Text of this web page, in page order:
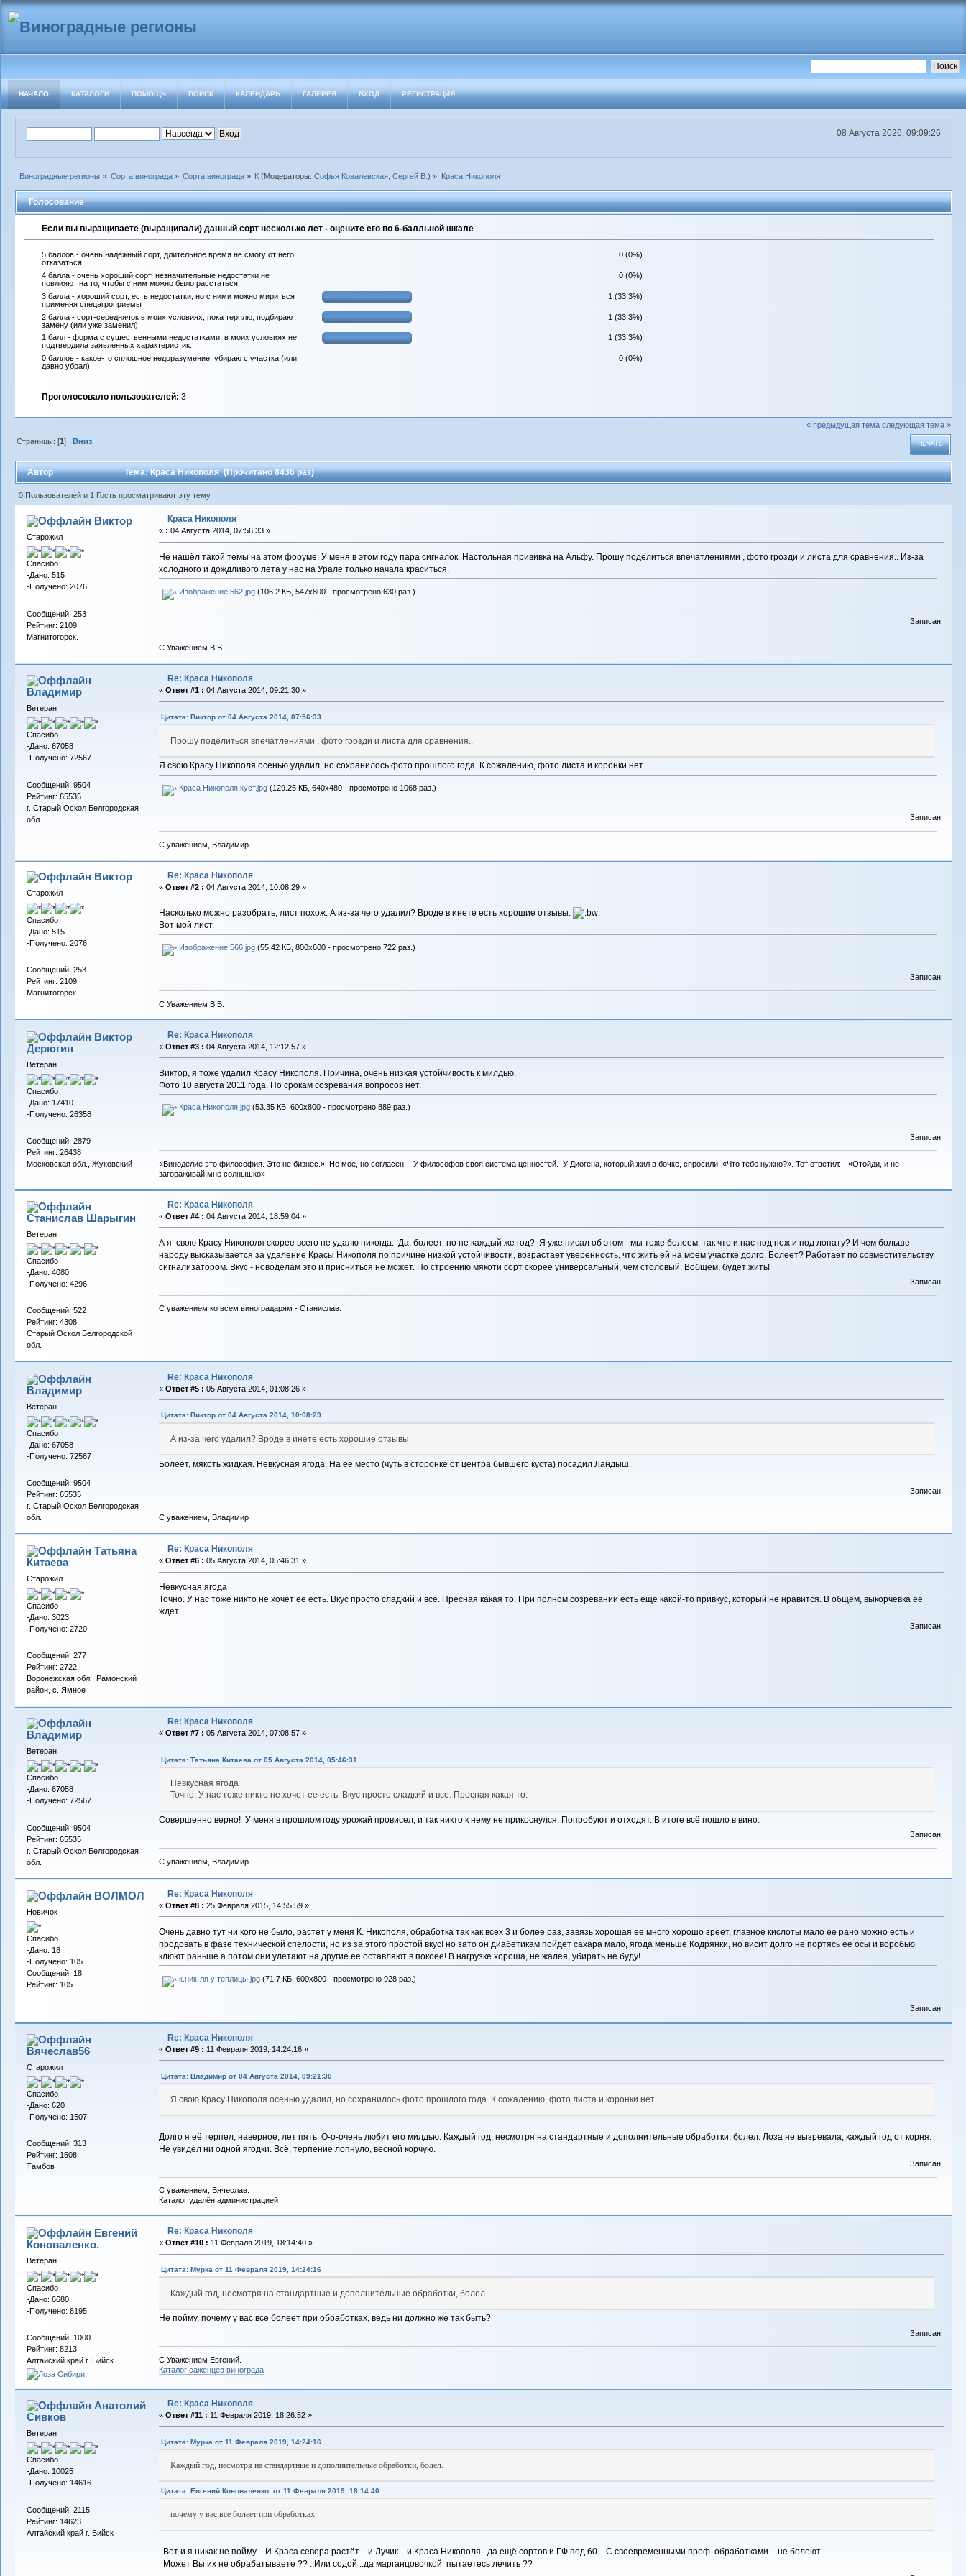
НАЧАЛО КАТАЛОГИ ПОМОЩЬ ПОИСК КАЛЕНДАРЬ ГАЛЕРЕЯ ВХОД РЕГИСТРАЦИЯ
08 Августа 2026, 09:09:26
Виноградные регионы » Сорта винограда» Сорта винограда» К (Модераторы:Софья Ковалевская,Сергей В.) » Краса Никополя
Голосование
Если вы выращиваете (выращивали) данный сорт несколько лет - оцените его по 6-балльной шкале
5 баллов - очень надежный сорт, длительное время не смогу от него
отказаться
0 (0%)
4 балла - очень хороший сорт, незначительные недостатки не
повлияют на то, чтобы с ним можно было расстаться.
0 (0%)
3 балла - хороший сорт, есть недостатки, но с ними можно мириться
применяя спецагроприемы
1 (33.3%)
2 балла - сорт-середнячок в моих условиях, пока терплю, подбираю
замену (или уже заменил)
1 (33.3%)
1 балл - форма с существенными недостатками, в моих условиях не
подтвердила заявленных характеристик.
1 (33.3%)
0 баллов - какое-то сплошное недоразумение, убираю с участка (или
давно убрал).
0 (0%)
Проголосовало пользователей: 3
« предыдущая тема следующая тема »
ПЕЧАТЬ
Страницы: [1]Вниз
Автор Тема: Краса Никополя (Прочитано 8436 раз)
0 Пользователей и 1 Гость просматривают эту тему.
Виктор
Старожил
Спасибо
-Дано: 515
-Получено: 2076
Сообщений: 253
Рейтинг: 2109
Магнитогорск.
Краса Никополя
« : 04 Августа 2014, 07:56:33 »
Не нашёл такой темы на этом форуме. У меня в этом году пара сигналок. Настольная прививка на Альфу. Прошу поделиться впечатлениями , фото грозди и листа для сравнения.. Из-за
холодного и дождливого лета у нас на Урале только начала краситься.
Изображение 562.jpg(106.2 КБ, 547x800 - просмотрено 630 раз.)
Записан
С Уважением В.В.
Владимиp
Ветеран
Спасибо
-Дано: 67058
-Получено: 72567
Сообщений: 9504
Рейтинг: 65535
г. Старый Оскол Белгородская
обл.
Re: Краса Никополя
« Ответ #1 : 04 Августа 2014, 09:21:30 »
Цитата: Виктор от 04 Августа 2014, 07:56:33
Прошу поделиться впечатлениями , фото грозди и листа для сравнения..
Я свою Красу Никополя осенью удалил, но сохранилось фото прошлого года. К сожалению, фото листа и коронки нет.
Краса Никополя куст.jpg(129.25 КБ, 640x480 - просмотрено 1068 раз.)
Записан
С уважением, Владимир
Виктор
Старожил
Спасибо
-Дано: 515
-Получено: 2076
Сообщений: 253
Рейтинг: 2109
Магнитогорск.
Re: Краса Никополя
« Ответ #2 : 04 Августа 2014, 10:08:29 »
Насколько можно разобрать, лист похож. А из-за чего удалил? Вроде в инете есть хорошие отзывы.
Вот мой лист.
Изображение 566.jpg(55.42 КБ, 800x600 - просмотрено 722 раз.)
Записан
С Уважением В.В.
Виктор
Дерюгин
Ветеран
Спасибо
-Дано: 17410
-Получено: 26358
Сообщений: 2879
Рейтинг: 26438
Московская обл., Жуковский
Re: Краса Никополя
« Ответ #3 : 04 Августа 2014, 12:12:57 »
Виктор, я тоже удалил Красу Никополя. Причина, очень низкая устойчивость к милдью.
Фото 10 августа 2011 года. По срокам созревания вопросов нет.
Краса Никополя.jpg(53.35 КБ, 600x800 - просмотрено 889 раз.)
Записан
«Виноделие это философия. Это не бизнес.» Не мое, но согласен - У философов своя система ценностей. У Диогена, который жил в бочке, спросили: «Что тебе нужно?». Тот ответил: - «Отойди, и не
загораживай мне солнышко»
Станислав Шарыгин
Ветеран
Спасибо
-Дано: 4080
-Получено: 4296
Сообщений: 522
Рейтинг: 4308
Старый Оскол Белгородской
обл.
Re: Краса Никополя
« Ответ #4 : 04 Августа 2014, 18:59:04 »
А я свою Красу Никополя скорее всего не удалю никогда. Да, болеет, но не каждый же год? Я уже писал об этом - мы тоже болеем. так что и нас под нож и под лопату? И чем больше
народу высказывается за удаление Красы Никополя по причине низкой устойчивости, возрастает уверенность, что жить ей на моем участке долго. Болеет? Работает по совместительству
сигнализатором. Вкус - новоделам это и присниться не может. По строению мякоти сорт скорее универсальный, чем столовый. Вобщем, будет жить!
Записан
С уважением ко всем виноградарям - Станислав.
Владимиp
Ветеран
Спасибо
-Дано: 67058
-Получено: 72567
Сообщений: 9504
Рейтинг: 65535
г. Старый Оскол Белгородская
обл.
Re: Краса Никополя
« Ответ #5 : 05 Августа 2014, 01:08:26 »
Цитата: Виктор от 04 Августа 2014, 10:08:29
А из-за чего удалил? Вроде в инете есть хорошие отзывы.
Болеет, мякоть жидкая. Невкусная ягода. На ее место (чуть в сторонке от центра бывшего куста) посадил Ландыш.
Записан
С уважением, Владимир
Татьяна
Китаева
Старожил
Спасибо
-Дано: 3023
-Получено: 2720
Сообщений: 277
Рейтинг: 2722
Воронежская обл., Рамонский
район, с. Ямное
Re: Краса Никополя
« Ответ #6 : 05 Августа 2014, 05:46:31 »
Невкусная ягода
Точно. У нас тоже никто не хочет ее есть. Вкус просто сладкий и все. Пресная какая то. При полном созревании есть еще какой-то привкус, который не нравится. В общем, выкорчевка ее
ждет.
Записан
Владимиp
Ветеран
Спасибо
-Дано: 67058
-Получено: 72567
Сообщений: 9504
Рейтинг: 65535
г. Старый Оскол Белгородская
обл.
Re: Краса Никополя
« Ответ #7 : 05 Августа 2014, 07:08:57 »
Цитата: Татьяна Китаева от 05 Августа 2014, 05:46:31
Невкусная ягода
Точно. У нас тоже никто не хочет ее есть. Вкус просто сладкий и все. Пресная какая то.
Совершенно верно! У меня в прошлом году урожай провисел, и так никто к нему не прикоснулся. Попробуют и отходят. В итоге всё пошло в вино.
Записан
С уважением, Владимир
ВОЛМОЛ
Новичок
Спасибо
-Дано: 18
-Получено: 105
Сообщений: 18
Рейтинг: 105
Re: Краса Никополя
« Ответ #8 : 25 Февраля 2015, 14:55:59 »
Очень давно тут ни кого не было, растет у меня К. Никополя, обработка так как всех 3 и более раз, завязь хорошая ее много хорошо зреет, главное кислоты мало ее рано можно есть и
продовать в фазе технической спелости, но из за этого простой вкус! но зато он диабетикам пойдет сахара мало, ягода меньше Кодрянки, но висит долго не портясь ее осы и воробью
клюют раньше а потом они улетают на другие ее оставляют в покоее! В нагрузке хороша, не жалея, убирать не буду!
к.ник-ля у теплицы.jpg(71.7 КБ, 600x800 - просмотрено 928 раз.)
Записан
Вячеслав56
Старожил
Спасибо
-Дано: 620
-Получено: 1507
Сообщений: 313
Рейтинг: 1508
Тамбов
Re: Краса Никополя
« Ответ #9 : 11 Февраля 2019, 14:24:16 »
Цитата: Владимиp от 04 Августа 2014, 09:21:30
Я свою Красу Никополя осенью удалил, но сохранилось фото прошлого года. К сожалению, фото листа и коронки нет.
Долго я её терпел, наверное, лет пять. О-о-очень любит его милдью. Каждый год, несмотря на стандартные и дополнительные обработки, болел. Лоза не вызревала, каждый год от корня.
Не увидел ни одной ягодки. Всё, терпение лопнуло, весной корчую.
Записан
С уважением, Вячеслав.
Каталог удалён администрацией
Евгений
Коноваленко.
Ветеран
Спасибо
-Дано: 6680
-Получено: 8195
Сообщений: 1000
Рейтинг: 8213
Алтайский край г. Бийск
Re: Краса Никополя
« Ответ #10 : 11 Февраля 2019, 18:14:40 »
Цитата: Мурка от 11 Февраля 2019, 14:24:16
Каждый год, несмотря на стандартные и дополнительные обработки, болел.
Не пойму, почему у вас все болеет при обработках, ведь ни должно же так быть?
Записан
С Уважением Евгений.
Каталог саженцев винограда
Анатолий
Сивков
Ветеран
Спасибо
-Дано: 10025
-Получено: 14616
Сообщений: 2115
Рейтинг: 14623
Алтайский край г. Бийск
Re: Краса Никополя
« Ответ #11 : 11 Февраля 2019, 18:26:52 »
Цитата: Мурка от 11 Февраля 2019, 14:24:16
Каждый год, несмотря на стандартные и дополнительные обработки, болел.
Цитата: Евгений Коноваленко. от 11 Февраля 2019, 18:14:40
почему у вас все болеет при обработках
Вот и я никак не пойму .. И Краса севера растёт .. и Лучик .. и Краса Никополя ..да ещё сортов и ГФ под 60... С своевременными проф. обработками - не болеют ..
Может Вы их не обрабатываете ?? ..Или содой ..да марганцовочкой пытаетесь лечить ??